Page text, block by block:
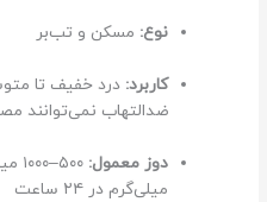
نوع: مسکن و تب‌بر
کاربرد: درد خفیف تا
ضدالتهاب نمی‌توانند
دوز معمول:
میلی‌گرم در ۲۴ ساعت